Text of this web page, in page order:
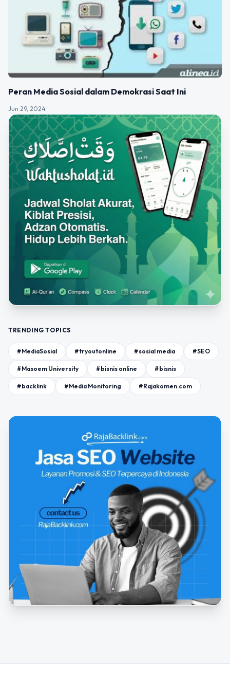
Peran Media Sosial dalam Demokrasi Saat Ini
Jun 29, 2024
TRENDING TOPICS
#MediaSosial #tryoutonline #sosial media #SEO
#Masoem University #bisnis online #bisnis
#backlink #Media Monitoring #Rajakomen.com